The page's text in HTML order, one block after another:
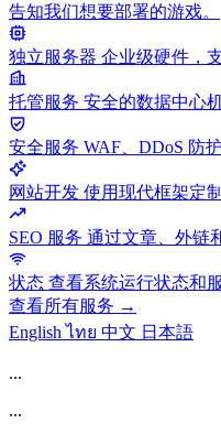
告知我们想要部署的游戏。
独立服务器 企业级硬件，
托管服务 安全的数据中心
安全服务 WAF、DDoS 防
网站开发 使用现代框架定
SEO 服务 通过文章、外链
状态 查看系统运行状态和
查看所有服务 →
Englishไทย 中文 日本語
...
...